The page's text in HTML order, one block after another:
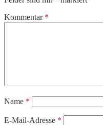
Kommentar *
Name *
E-Mail-Adresse *